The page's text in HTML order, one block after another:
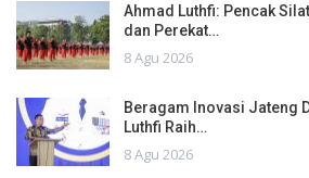
Ahmad Luthfi: Pencak
dan Perekat…
8 Agu 2026
Beragam Inovasi Jateng
Luthfi Raih…
8 Agu 2026